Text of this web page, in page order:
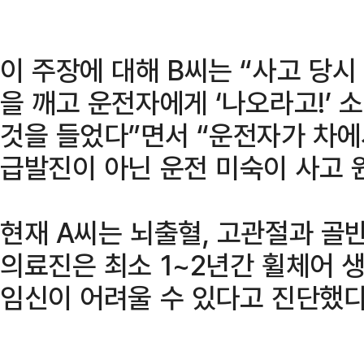
이 주장에 대해 B씨는 “사고 당
을 깨고 운전자에게 ‘나오라고!’
것을 들었다”면서 “운전자가 차
급발진이 아닌 운전 미숙이 사고
현재 A씨는 뇌출혈, 고관절과 골
의료진은 최소 1~2년간 휠체어
임신이 어려울 수 있다고 진단했